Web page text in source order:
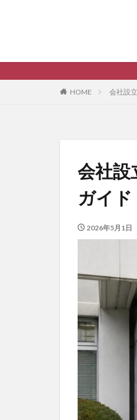
HOME 会社設
会社設
ガイ
2026年5月1日